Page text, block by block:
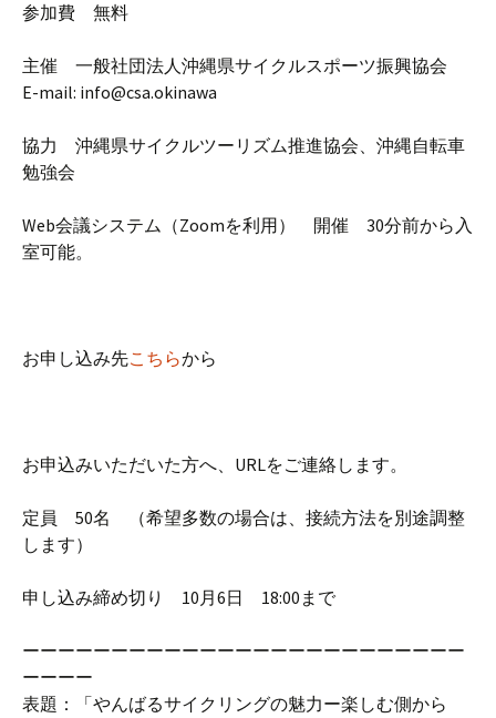
参加費 無料
主催 一般社団法人沖縄県サイクルスポーツ振興協会
E-mail: info@csa.okinawa
協力 沖縄県サイクルツーリズム推進協会、沖縄自転車
勉強会
Web会議システム（Zoomを利用） 開催 30分前から入
室可能。
お申し込み先こちらから
お申込みいただいた方へ、URLをご連絡します。
定員 50名 （希望多数の場合は、接続方法を別途調整
します）
申し込み締め切り 10月6日 18:00まで
ーーーーーーーーーーーーーーーーーーーーーーーーー
ーーーー
表題：「やんばるサイクリングの魅力ー楽しむ側から